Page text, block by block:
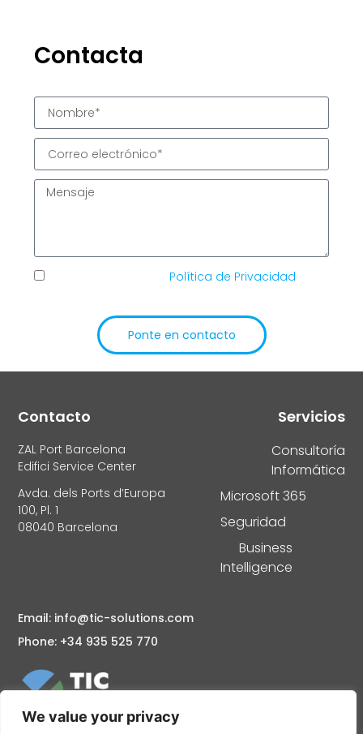
We value your privacy
Contacta
Política de Privacidad
Ponte en contacto
Email: info@tic-solutions.com
Phone: +34 935 525 770
Consultoría informática en Barcelona Mantenimiento y
Servicios
Consultoría
Informática
Microsoft 365
Seguridad
Business
Intelligence
Contacto
ZAL Port Barcelona
Edifici Service Center
Avda. dels Ports d’Europa
100, Pl. 1
08040 Barcelona